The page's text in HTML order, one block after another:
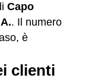
Capo
. Il numero
è
clienti